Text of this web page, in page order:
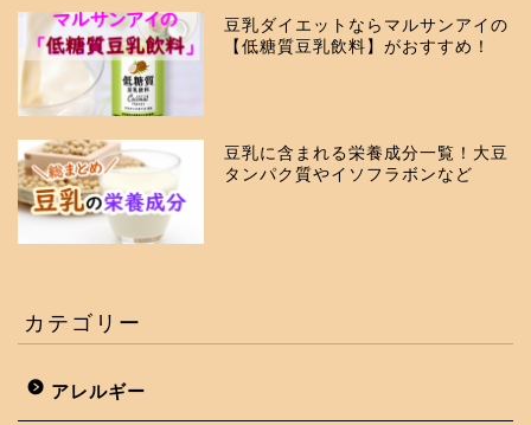
豆乳ダイエットならマルサンアイの
【低糖質豆乳飲料】がおすすめ！
豆乳に含まれる栄養成分一覧！大豆
タンパク質やイソフラボンなど
カテゴリー
アレルギー